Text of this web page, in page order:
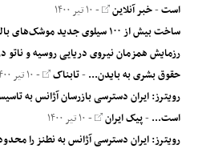
است-خبر آنلاین - ۱۰ تیر ۱۴۰۰
ساخت بیش از ۱۰۰ سیلوی جدید
حقوق بشری به بایدن...-تابناک - ۱۰ تیر ۱۴۰۰
رویترز: ایران دسترسی بازرسان آژانس به
است...-پیک ایران - ۱۰ تیر ۱۴۰۰
رویترز: ایران دسترسی آژانس به نطنز را